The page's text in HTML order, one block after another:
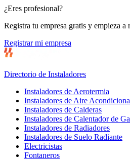
¿Eres profesional?
Registra tu empresa gratis y empieza a
Registrar mi empresa
Directorio de Instaladores
Instaladores de Aerotermia
Instaladores de Aire
Instaladores de Calderas
Instaladores de Calentador de
Instaladores de Radiadores
Instaladores de Suelo Radiante
Electricistas
Fontaneros